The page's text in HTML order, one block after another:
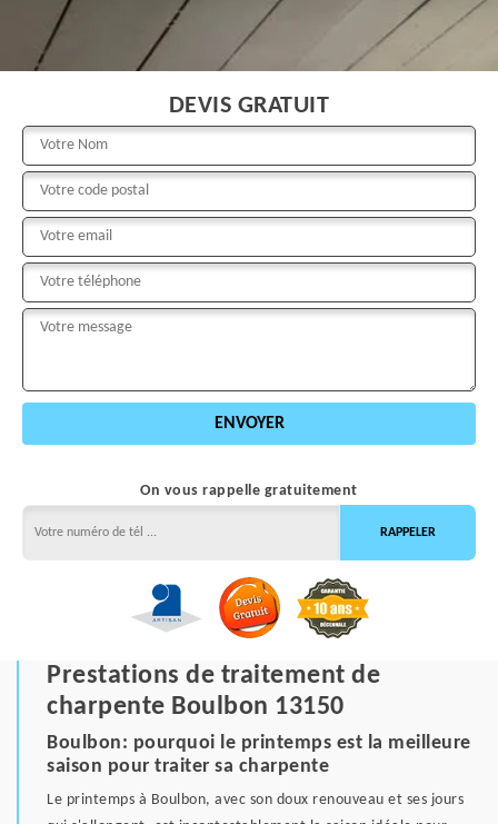
DEVIS GRATUIT
On vous rappelle gratuitement
Prestations de traitement de
charpente Boulbon 13150
Boulbon: pourquoi le printemps est la meilleure
saison pour traiter sa charpente
Le printemps à Boulbon, avec son doux renouveau et ses jours